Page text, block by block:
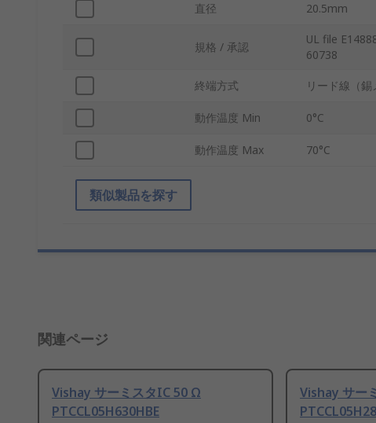
直径 20.5mm
規格 / 承認
UL file
60738
終端方式 リード線（錫
動作温度 Min 0°C
動作温度 Max 70°C
類似製品を探す
関連ページ
Vishay サーミスタIC 50 Ω
PTCCL05H630HBE
Vishay サー